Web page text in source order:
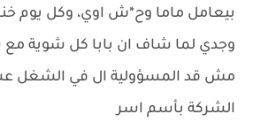
بيعامل ماما وح*ش اوي، وكل يوم
وجدي لما شاف ان بابا كل شوية مع
مش قد المسؤولية ال في الشغل
الشركة بأسم اسر